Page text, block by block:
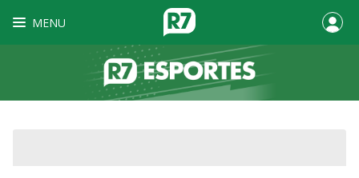
MENU